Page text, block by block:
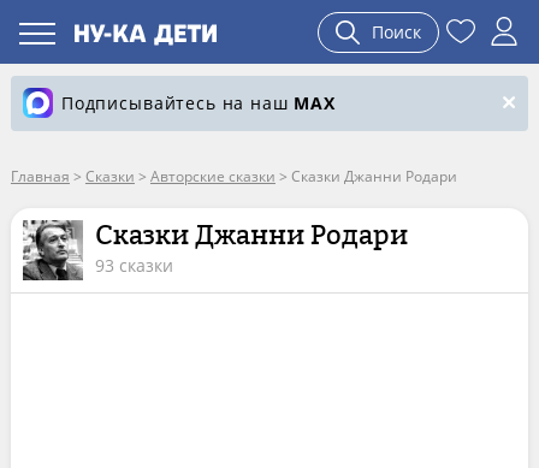
Поиск
Подписывайтесь на наш MAX
Главная > Сказки > Авторские сказки > Сказки Джанни Родари
Сказки Джанни Родари
93 сказки